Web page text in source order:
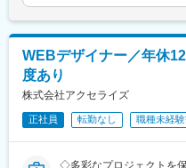
画・運営 等
※勤務地については、選
＼IQVIAでMRとして働く
（１）充実の待遇：同業
日当の支給の他、退職金
帰省交通費の支給など福
社員が多いのも特徴です
センティブ：3月（対象
選考を通じて上下する可
含めた表記です。
WEBデザイナー／年休
度あり
株式会社アクセライズ
正社員 転勤なし 職種未経
◇多彩なプロジェクトを